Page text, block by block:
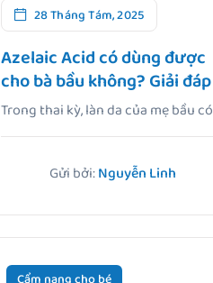
28 Tháng Tám, 2025
Azelaic Acid có dùng được
cho bà bầu không? Giải đáp
từ chuyên gia da liễu
Trong thai kỳ, làn da của mẹ bầu có
thể thay đổi.
Gửi bởi:Nguyễn Linh